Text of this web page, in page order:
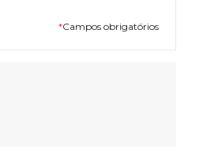
*Campos obrigatórios